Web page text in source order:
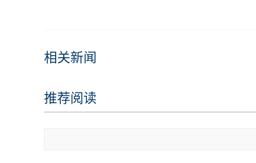
相关新闻
推荐阅读